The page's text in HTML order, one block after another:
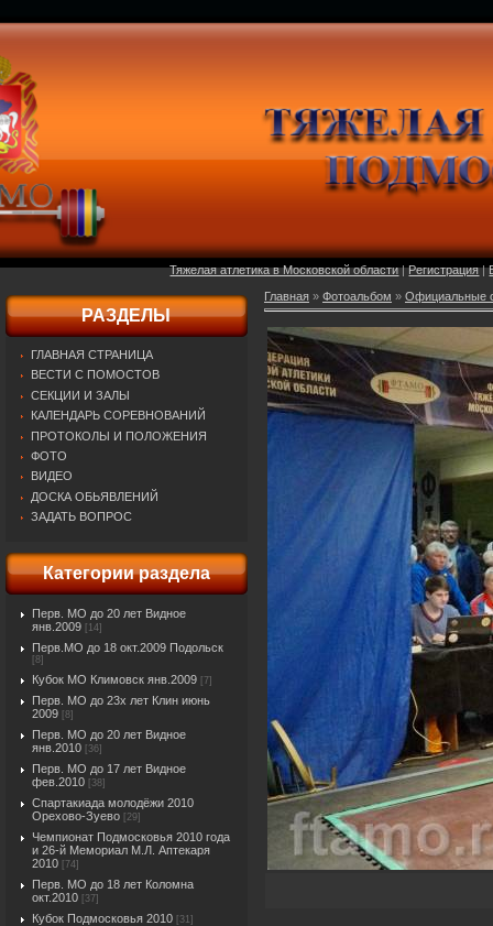
Тяжелая атлетика в Московской области|Регистрация|
РАЗДЕЛЫ
ГЛАВНАЯ СТРАНИЦА
ВЕСТИ С ПОМОСТОВ
СЕКЦИИ И ЗАЛЫ
КАЛЕНДАРЬ СОРЕВНОВАНИЙ
ПРОТОКОЛЫ И ПОЛОЖЕНИЯ
ФОТО
ВИДЕО
ДОСКА ОБЬЯВЛЕНИЙ
ЗАДАТЬ ВОПРОС
Категории раздела
Перв. МО до 20 лет Видное
янв.2009
[14]
Перв.МО до 18 окт.2009 Подольск
[8]
Кубок МО Климовск янв.2009 [7]
Перв. МО до 23х лет Клин июнь
2009 [8]
Перв. МО до 20 лет Видное
янв.2010 [36]
Перв. МО до 17 лет Видное
фев.2010 [38]
Спартакиада молодёжи 2010
Орехово-Зуево [29]
Чемпионат Подмосковья 2010 года
и 26-й Мемориал М.Л. Аптекаря
2010
[74]
Перв. МО до 18 лет Коломна
окт.2010 [37]
Кубок Подмосковья 2010 [31]
Главная » Фотоальбом » Официальные